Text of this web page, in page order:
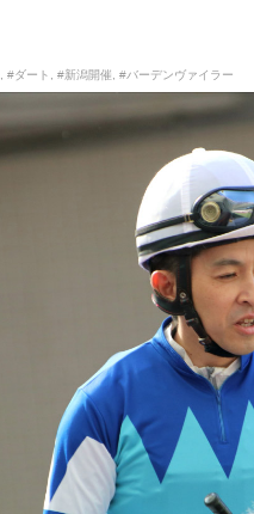
#ダート #新潟開催 #バーデンヴァイラー